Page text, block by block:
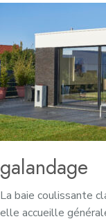
galandage
La baie coulissante
elle accueille